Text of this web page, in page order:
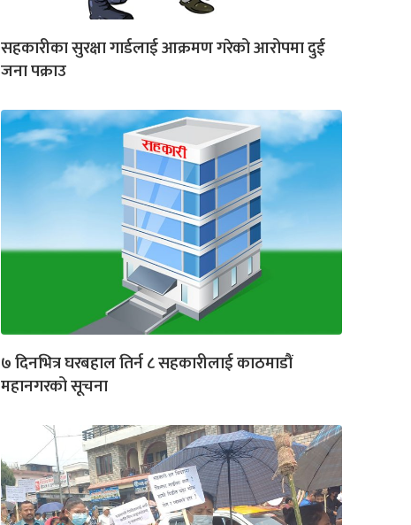
सहकारीका सुरक्षा गार्डलाई आक्रमण गरेको आरोपमा दुई
जना पक्राउ
७ दिनभित्र घरबहाल तिर्न ८ सहकारीलाई काठमाडौं
महानगरको सूचना